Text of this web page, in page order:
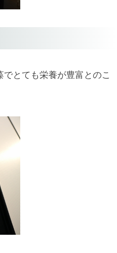
とても栄養が豊富とのこ